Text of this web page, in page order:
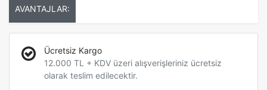
AVANTAJLAR:
Ücretsiz Kargo
12.000 TL + KDV üzeri alışverişleriniz ücretsiz
olarak teslim edilecektir.